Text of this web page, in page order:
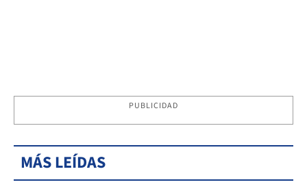
PUBLICIDAD
MÁS LEÍDAS